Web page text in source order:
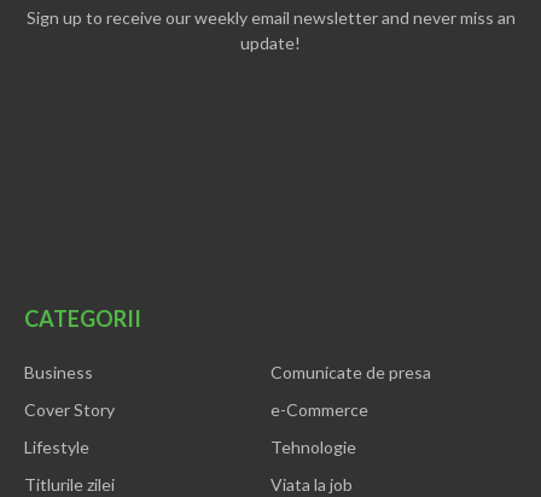
Sign up to receive our weekly email newsletter and never miss an
update!
CATEGORII
Business
Comunicate de presa
Cover Story
e-Commerce
Lifestyle
Tehnologie
Titlurile zilei
Viata la job